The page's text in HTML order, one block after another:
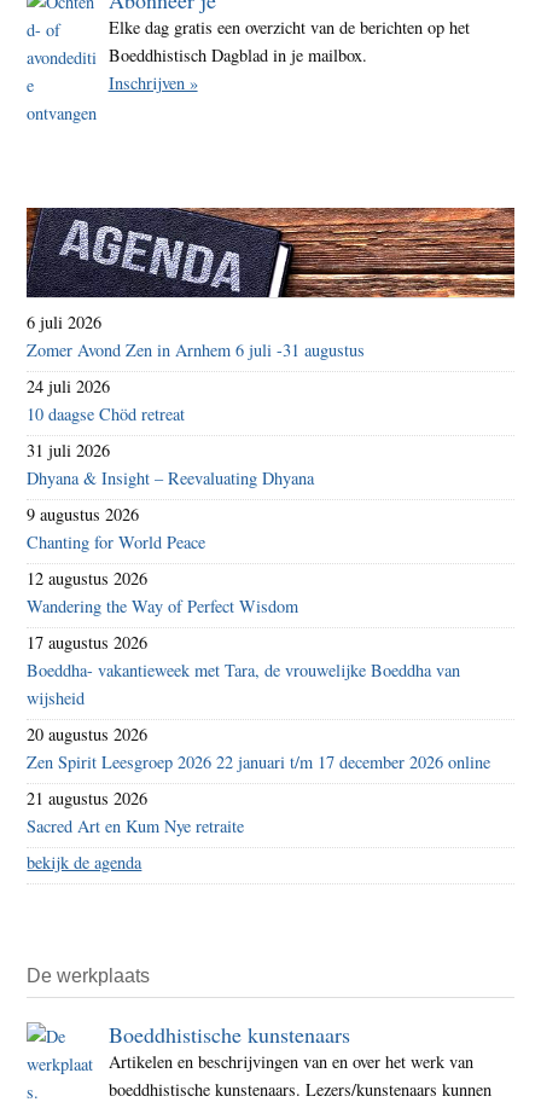
Elke dag gratis een overzicht van de berichten op het
Boeddhistisch Dagblad in je mailbox.
Inschrijven »
6 juli 2026
Zomer Avond Zen in Arnhem 6 juli -31 augustus
24 juli 2026
10 daagse Chöd retreat
31 juli 2026
Dhyana & Insight – Reevaluating Dhyana
9 augustus 2026
Chanting for World Peace
12 augustus 2026
Wandering the Way of Perfect Wisdom
17 augustus 2026
Boeddha- vakantieweek met Tara, de vrouwelijke Boeddha van
wijsheid
20 augustus 2026
Zen Spirit Leesgroep 2026 22 januari t/m 17 december 2026 online
21 augustus 2026
Sacred Art en Kum Nye retraite
bekijk de agenda
De werkplaats
Boeddhistische kunstenaars
Artikelen en beschrijvingen van en over het werk van
boeddhistische kunstenaars. Lezers/kunstenaars kunnen